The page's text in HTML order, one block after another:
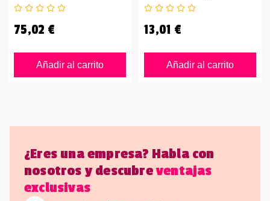
75,02 €
Añadir al carrito
13,01 €
Añadir al carrito
¿Eres una empresa? Habla con
nosotros y descubreventajas
exclusivas